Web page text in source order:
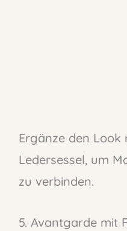
Ergänze den Look
Ledersessel, um
zu verbinden.
5. Avantgarde mit